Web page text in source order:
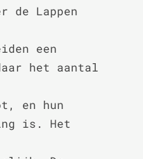
de Lappen
een
het aantal
en hun
is. Het